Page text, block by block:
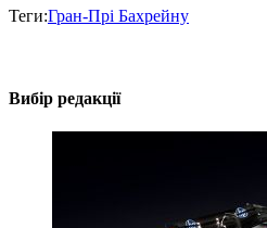
Теги:Гран-Прі Бахрейну
Вибір редакції